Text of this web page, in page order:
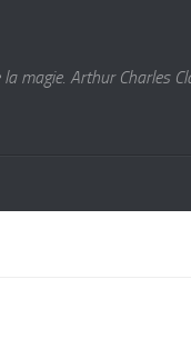
magie. Arthur Charles